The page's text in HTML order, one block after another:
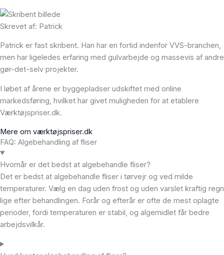
Skrevet af: Patrick
Patrick er fast skribent. Han har en fortid indenfor VVS-branchen,
men har ligeledes erfaring med gulvarbejde og massevis af andre
gør-det-selv projekter.
I løbet af årene er byggepladser udskiftet med online
markedsføring, hvilket har givet muligheden for at etablere
Værktøjspriser.dk.
Mere om værktøjspriser.dk
FAQ: Algebehandling af fliser
Hvornår er det bedst at algebehandle fliser?
Det er bedst at algebehandle fliser i tørvejr og ved milde
temperaturer. Vælg en dag uden frost og uden varslet kraftig regn
lige efter behandlingen. Forår og efterår er ofte de mest oplagte
perioder, fordi temperaturen er stabil, og algemidlet får bedre
arbejdsvilkår.